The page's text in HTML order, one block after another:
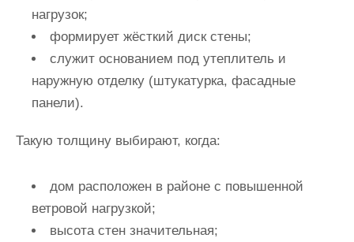
нагрузок;
формирует жёсткий диск стены;
служит основанием под утеплитель и
наружную отделку (штукатурка, фасадные
панели).
Такую толщину выбирают, когда:
дом расположен в районе с повышенной
ветровой нагрузкой;
высота стен значительная;